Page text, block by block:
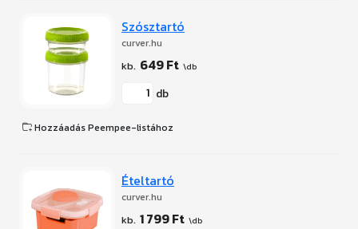
Szósztartó
curver.hu
649 Ft
db
Hozzáadás Peempee-listához
Ételtartó
curver.hu
1 799 Ft